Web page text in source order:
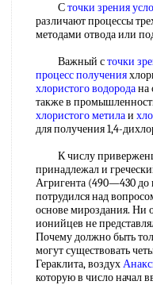
Сточки зрения
различают процессы
методами отвода или
Важный сточки
процесс получения
хлористого водородана
также в
хлористого метилаи
для получения 1,4-
К числу
принадлежал и
Агригента (490—430 до
потрудился над
основе мироздания. Ни
ионийцев не
Почему должно быть
могут существовать
Гераклита, воздух
которую в число начал